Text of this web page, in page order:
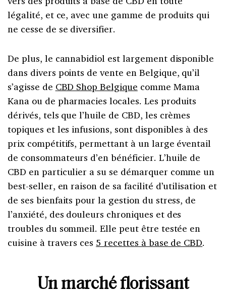
légalité, et ce, avec une gamme de produits qui
ne cesse de se diversifier.
De plus, le cannabidiol est largement disponible
dans divers points de vente en Belgique, qu’il
s’agisse de CBD Shop Belgique comme Mama
Kana ou de pharmacies locales. Les produits
dérivés, tels que l’huile de CBD, les crèmes
topiques et les infusions, sont disponibles à des
prix compétitifs, permettant à un large éventail
de consommateurs d’en bénéficier. L’huile de
CBD en particulier a su se démarquer comme un
best-seller, en raison de sa facilité d’utilisation et
de ses bienfaits pour la gestion du stress, de
l’anxiété, des douleurs chroniques et des
troubles du sommeil. Elle peut être testée en
cuisine à travers ces 5 recettes à base de CBD.
Un marché florissant